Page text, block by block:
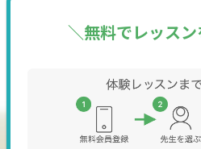
＼無料でレッス